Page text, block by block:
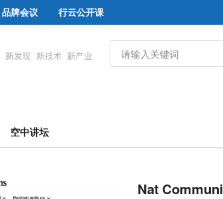
品牌会议 行云公开课
空中讲坛
Nat